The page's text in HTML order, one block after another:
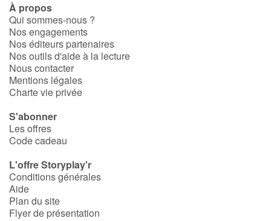
À propos
Qui sommes-nous ?
Nos engagements
Nos éditeurs partenaires
Nos outils d'aide à la lecture
Nous contacter
Mentions légales
Charte vie privée
S'abonner
Les offres
Code cadeau
L'offre Storyplay'r
Conditions générales
Aide
Plan du site
Flyer de présentation